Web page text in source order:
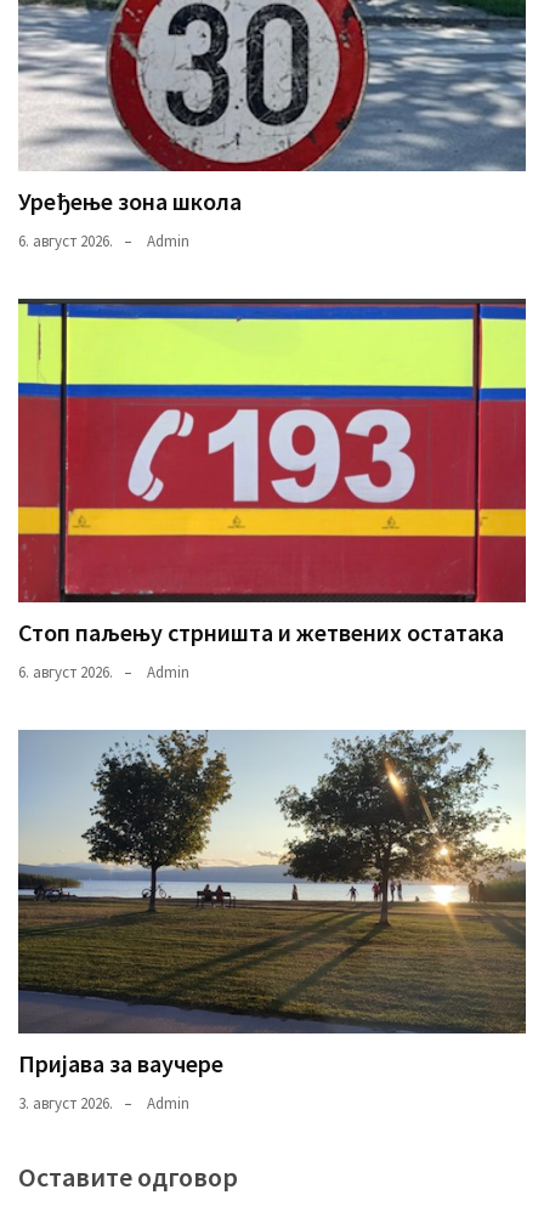
Уређење зона школа
6. август 2026. Admin
Стоп паљењу стрништа и жетвених остатака
6. август 2026. Admin
Пријава за ваучере
3. август 2026. Admin
Оставите одговор